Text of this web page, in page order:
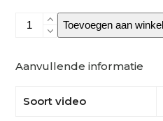
Altijd
van
trio
Toevoegen aan
Aanvullende informatie
Soort video